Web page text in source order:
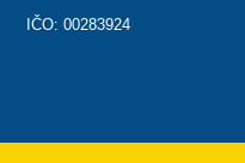
IČO: 00283924